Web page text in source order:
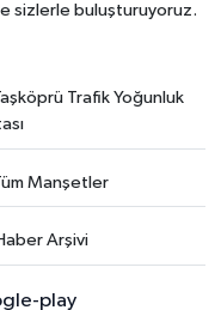
sizlerle buluşturuyoruz.
Trafik Yoğunluk
Manşetler
Arşivi